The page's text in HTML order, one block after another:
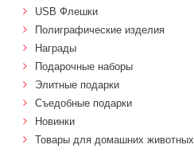
USB Флешки
Полиграфические изделия
Награды
Подарочные наборы
Элитные подарки
Cъедобные подарки
Новинки
Товары для домашних животных